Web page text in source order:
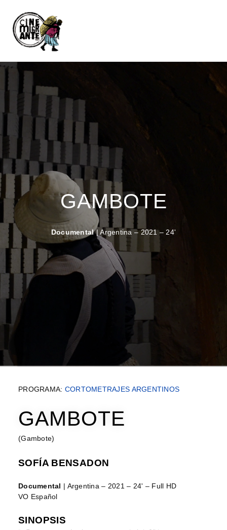
GAMBOTE
Documental| Argentina – 2021 – 24'
PROGRAMA: CORTOMETRAJES ARGENTINOS
GAMBOTE
(Gambote)
SOFÍA BENSADON
Documental
| Argentina – 2021 – 24' – Full HD
VO Español
SINOPSIS